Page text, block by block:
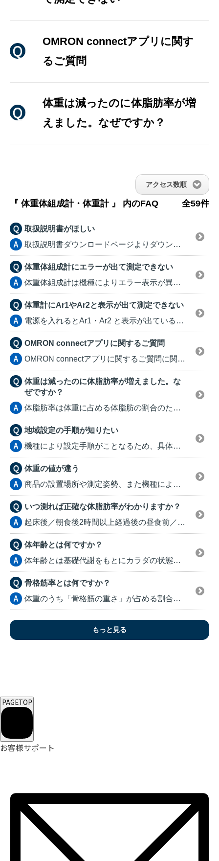
OMRON connectアプリに関す
るご質問
体重は減ったのに体脂肪率が増
えました。なぜですか？
アクセス数順
『 体重体組成計・体重計 』 内のFAQ 全59件
取扱説明書がほしい
取扱説明書ダウンロードページよりダウンロードをしていた...
体重体組成計にエラーが出て測定できない
体重体組成計は機種によりエラー表示が異なります。 お...
体重計にAr1やAr2と表示が出て測定できない
電源を入れるとAr1・Ar2 と表示が出ている場合、お...
OMRON connectアプリに関するご質問
OMRON connectアプリに関するご質問に関しま...
体重は減ったのに体脂肪率が増えました。な
ぜですか？
体脂肪率は体重に占める体脂肪の割合のため 体脂肪が変...
地域設定の手順が知りたい
機種により設定手順がことなるため、具体的な設定手順は取...
体重の値が違う
商品の設置場所や測定姿勢、また機種により０kg補正され...
いつ測れば正確な体脂肪率がわかりますか？
起床後／朝食後2時間以上経過後の昼食前／昼食後2時間以...
体年齢とは何ですか？
体年齢とは基礎代謝をもとにカラダの状態を年齢であらわし...
骨格筋率とは何ですか？
体重のうち「骨格筋の重さ」が占める割合のことです。 ...
もっと見る
PAGETOP
お客様サポート